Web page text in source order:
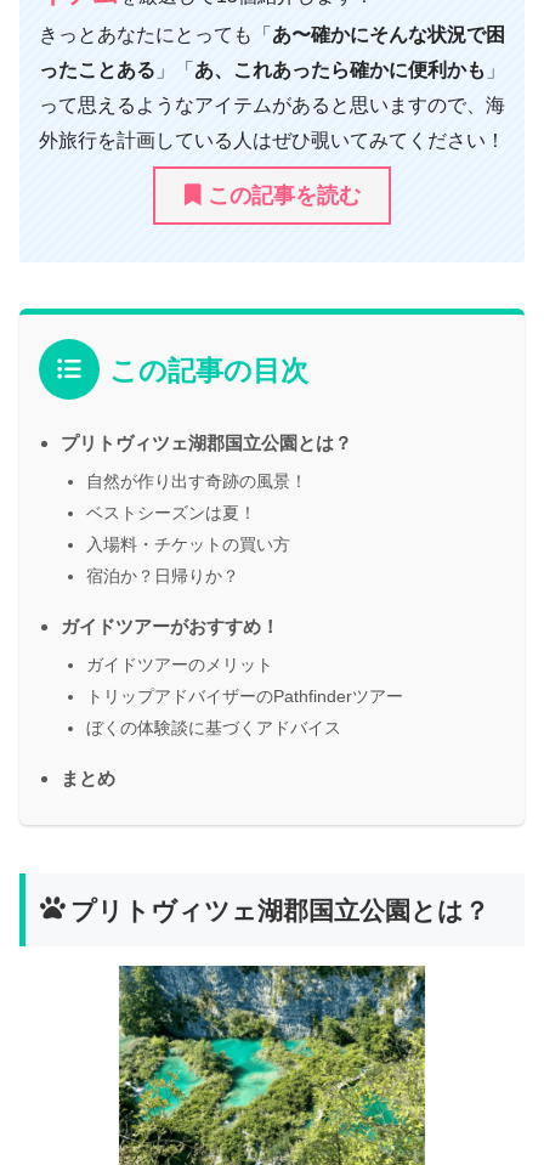
きっとあなたにとっても「 あ〜確かにそんな状況で困
ったことある 」「 あ、これあったら確かに便利かも 」
って思えるようなアイテムがあると思いますので、海
外旅行を計画している人はぜひ覗いてみてください！
この記事を読む
この記事の目次
プリトヴィツェ湖郡国立公園とは？
自然が作り出す奇跡の風景！
ベストシーズンは夏！
入場料・チケットの買い方
宿泊か？日帰りか？
ガイドツアーがおすすめ！
ガイドツアーのメリット
トリップアドバイザーのPathfinderツアー
ぼくの体験談に基づくアドバイス
まとめ
プリトヴィツェ湖郡国立公園とは？